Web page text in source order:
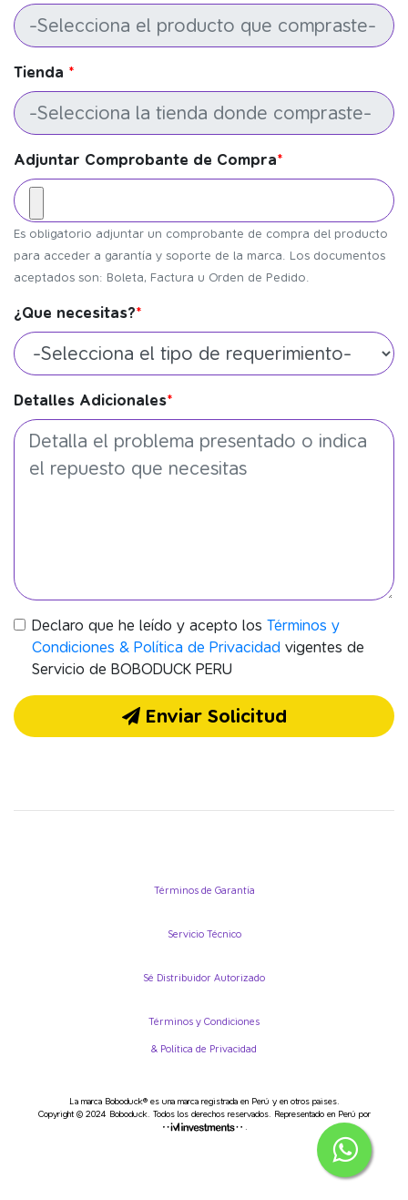
Tienda *
Adjuntar Comprobante de Compra*
Es obligatorio adjuntar un comprobante de compra del producto
para acceder a garantía y soporte de la marca. Los documentos
aceptados son: Boleta, Factura u Orden de Pedido.
¿Que necesitas?*
Detalles Adicionales*
Declaro que he leído y acepto los Términos y
Condiciones & Política de Privacidad vigentes de
Servicio de BOBODUCK PERU
Enviar Solicitud
Términos de Garantía
Servicio Técnico
Sé Distribuidor Autorizado
Términos y Condiciones
& Política de Privacidad
La marca Boboduck® es una marca registrada en Perú y en otros paises.
Copyright © 2024 Boboduck. Todos los derechos reservados. Representado en Perú por